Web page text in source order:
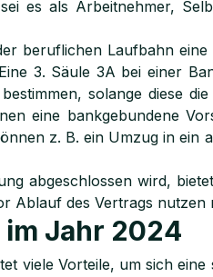
es als Arbeitnehmer,
beruflichen Laufbahn
3. Säule 3A bei einer
solange diese
eine bankgebundene
z. B. ein Umzug in ein
abgeschlossen wird,
Ablauf des Vertrags nutzen
Jahr 2024
viele Vorteile, um sich